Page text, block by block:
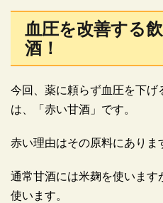
血圧を改善する
酒！
今回、薬に頼らず血圧を下
は、「赤い甘酒」です。
赤い理由はその原料にありま
通常甘酒には米麹を使いま
使います。